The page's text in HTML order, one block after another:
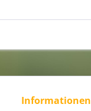
Informationen